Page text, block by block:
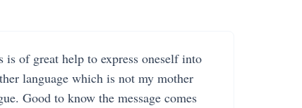
is of great help to express oneself into
language which is not my mother
Good to know the message comes